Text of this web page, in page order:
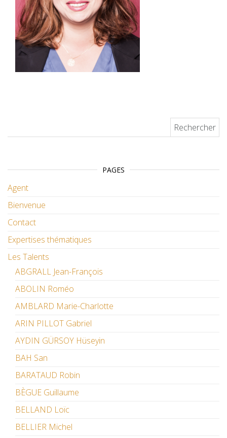
PAGES
Agent
Bienvenue
Contact
Expertises thématiques
Les Talents
ABGRALL Jean-François
ABOLIN Roméo
AMBLARD Marie-Charlotte
ARIN PILLOT Gabriel
AYDIN GÜRSOY Hüseyin
BAH San
BARATAUD Robin
BÈGUE Guillaume
BELLAND Loïc
BELLIER Michel